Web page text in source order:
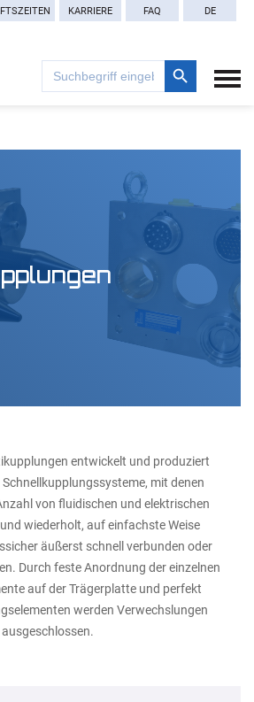
KARRIERE FAQ DE
Search
for:
Search Button
entwickelt und produziert
Schnellkupplungssysteme, mit denen
von fluidischen und elektrischen
wiederholt, auf einfachste Weise
äußerst schnell verbunden oder
Durch feste Anordnung der einzelnen
auf der Trägerplatte und perfekt
werden Verwechslungen